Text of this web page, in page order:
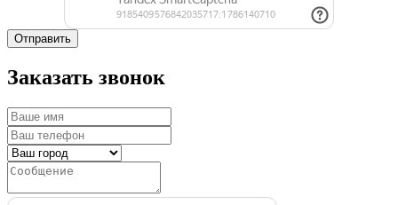
Отправить
Заказать звонок